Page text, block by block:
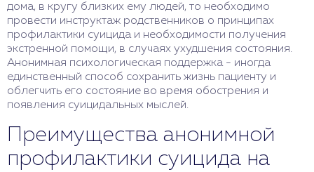
дома, в кругу близких ему людей, то необходимо
провести инструктаж родственников о принципах
профилактики суицида и необходимости получения
экстренной помощи, в случаях ухудшения состояния.
Анонимная психологическая поддержка - иногда
единственный способ сохранить жизнь пациенту и
облегчить его состояние во время обострения и
появления суицидальных мыслей.
Преимущества анонимной
профилактики суицида на